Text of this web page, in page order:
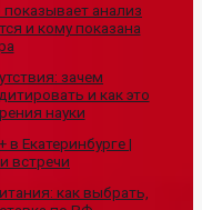
анализ
и кому показана
зачем
и как это
науки
Екатеринбурге |
встречи
как выбрать,